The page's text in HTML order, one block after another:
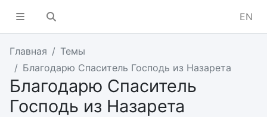
EN
Главная
Темы
Благодарю Спаситель Господь из Назарета
Благодарю Спаситель
Господь из Назарета